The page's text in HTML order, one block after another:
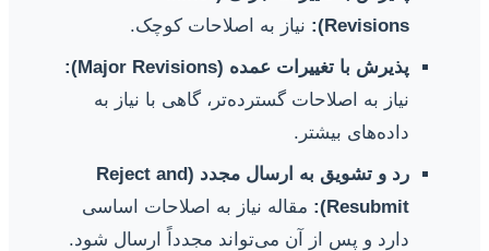
Revisions):
نیاز به اصلاحات کوچک.
پذیرش با تغییرات عمده (Major Revisions):
نیاز به اصلاحات گسترده‌تر، گاهی با نیاز به
داده‌های بیشتر.
رد و تشویق به ارسال مجدد (Reject and
Resubmit):
مقاله نیاز به اصلاحات اساسی
دارد و پس از آن می‌تواند مجدداً ارسال شود.